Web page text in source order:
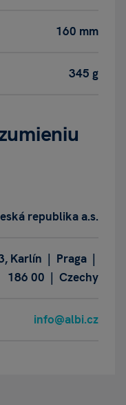
160 mm
345 g
republika a.s.
Karlín | Praga |
186 00 | Czechy
info@albi.cz